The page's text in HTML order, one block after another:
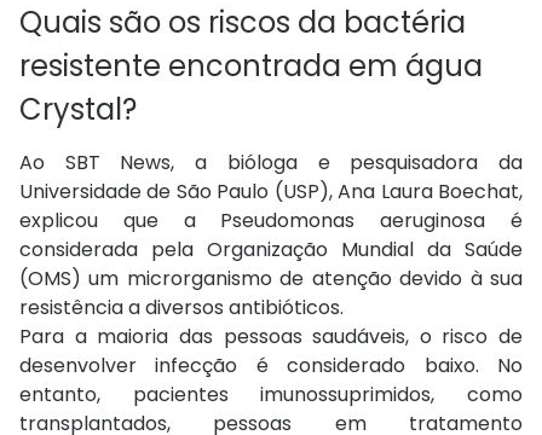
Quais são os riscos da bactéria
resistente encontrada em água
Crystal?
Ao SBT News, a bióloga e pesquisadora da
Universidade de São Paulo (USP), Ana Laura Boechat,
explicou que a Pseudomonas aeruginosa é
considerada pela Organização Mundial da Saúde
(OMS) um microrganismo de atenção devido à sua
resistência a diversos antibióticos.
Para a maioria das pessoas saudáveis, o risco de
desenvolver infecção é considerado baixo. No
entanto, pacientes imunossuprimidos, como
transplantados, pessoas em tratamento